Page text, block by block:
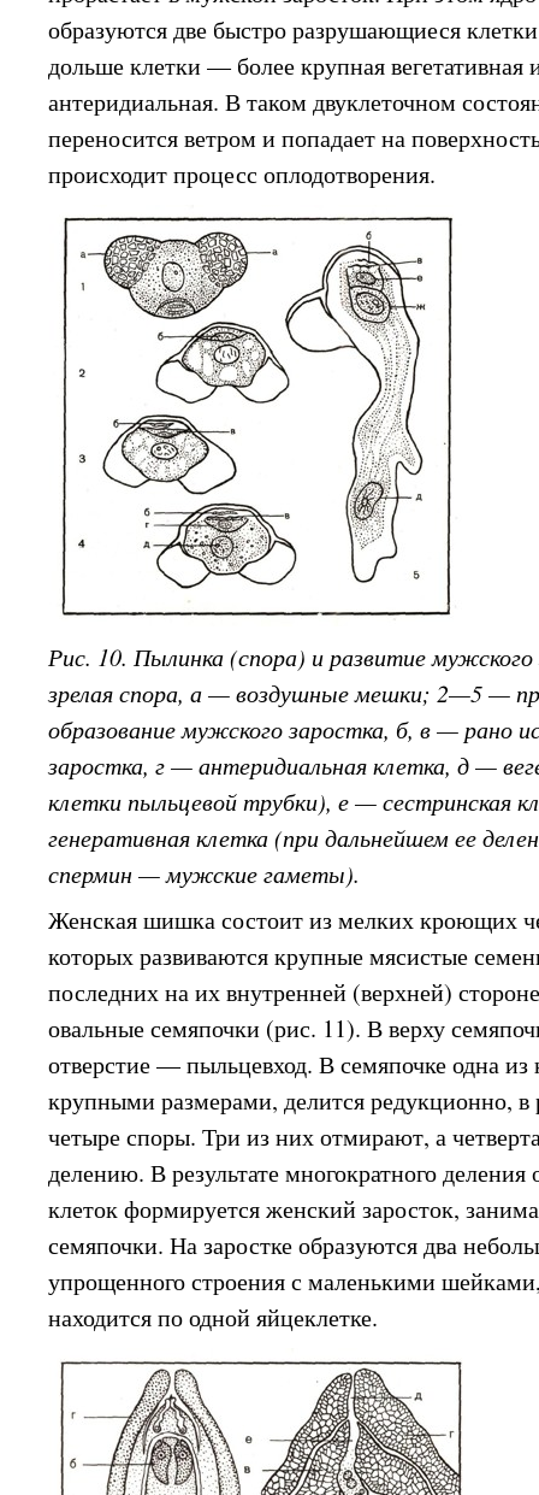
образуются две быстро разрушающиеся
дольше клетки — более крупная вегетативная
антеридиальная. В таком двуклеточном
переносится ветром и попадает на
происходит процесс оплодотворения.
Рис. 10. Пылинка (спора) и развитие
зрелая спора, а — воздушные мешки; 2—5 —
образование мужского заростка, б, в — рано
заростка, г — антеридиальная клетка, д —
клетки пыльцевой трубки), е — сестринская
генеративная клетка (при дальнейшем ее
спермин — мужские гаметы).
Женская шишка состоит из мелких кроющих
которых развиваются крупные мясистые
последних на их внутренней (верхней)
овальные семяпочки (рис. 11). В верху
отверстие — пыльцевход. В семяпочке одна
крупными размерами, делится редукционно, в
четыре споры. Три из них отмирают, а
делению. В результате многократного
клеток формируется женский заросток,
семяпочки. На заростке образуются два
упрощенного строения с маленькими
находится по одной яйцеклетке.